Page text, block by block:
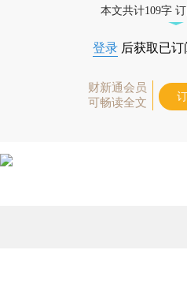
本文共计109字
登录 后获取已
财新通会员
可畅读全文